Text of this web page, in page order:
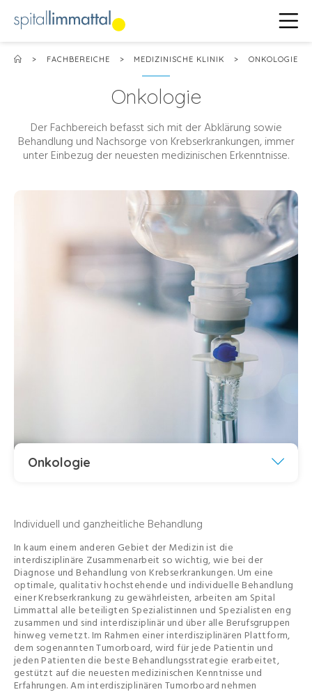
> FACHBEREICHE > MEDIZINISCHE KLINIK > ONKOLOGIE
Onkologie
Der Fachbereich befasst sich mit der Abklärung sowie
Behandlung und Nachsorge von Krebserkrankungen, immer
unter Einbezug der neuesten medizinischen Erkenntnisse.
Onkologie
Individuell und ganzheitliche Behandlung
In kaum einem anderen Gebiet der Medizin ist die
interdisziplinäre Zusammenarbeit so wichtig, wie bei der
Diagnose und Behandlung von Krebserkrankungen. Um eine
optimale, qualitativ hochstehende und individuelle Behandlung
einer Krebserkrankung zu gewährleisten, arbeiten am Spital
Limmattal alle beteiligten Spezialistinnen und Spezialisten eng
zusammen und sind interdisziplinär und über alle Berufsgruppen
hinweg vernetzt. Im Rahmen einer interdisziplinären Plattform,
dem sogenannten Tumorboard, wird für jede Patientin und
jeden Patienten die beste Behandlungsstrategie erarbeitet,
gestützt auf die neuesten medizinischen Kenntnisse und
Erfahrungen. Am interdisziplinären Tumorboard nehmen